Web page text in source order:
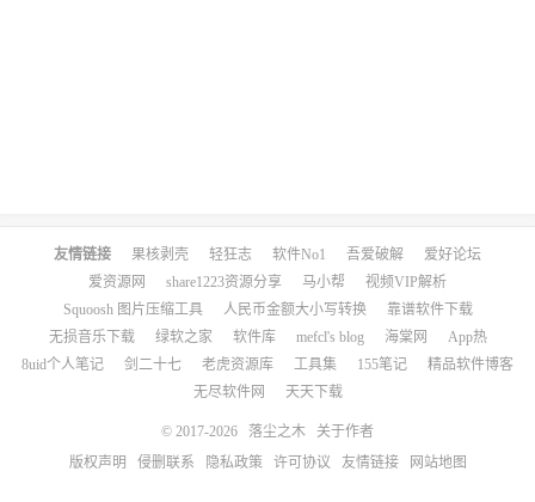
友情链接 果核剥壳 轻狂志 软件No1 吾爱破解
爱好论坛
爱资源网
share1223资源分享 马小帮
视频VIP解析
Squoosh 图片压缩工具
人民币金额大小写转换
靠谱软件下载
无损音乐下载
绿软之家 软件库 mefcl's blog 海棠网
App热
8uid个人笔记
剑二十七 老虎资源库 工具集 155笔记
精品软件博客
无尽软件网
天天下载
© 2017-2026 落尘之木
关于作者
版权声明
侵删联系 隐私政策 许可协议 友情链接 网站地图